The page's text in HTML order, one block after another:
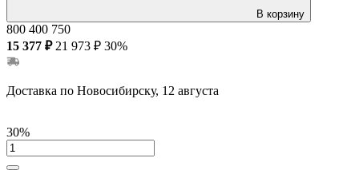
В корзину
800 400 750
15 377 ₽ 21 973 ₽ 30%
Доставка по Новосибирску, 12 августа
30%